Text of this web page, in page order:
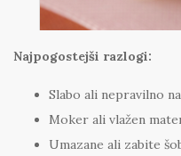
Najpogostejši razlogi:
Slabo ali nepravilno
Moker ali vlažen
Umazane ali zabite